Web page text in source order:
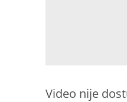
Video nije